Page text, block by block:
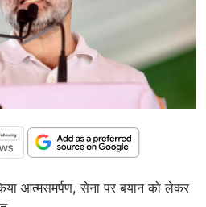
आत्मसमर्पण, सेना पर बयान को लेकर